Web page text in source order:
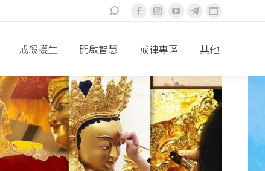
搜
Facebook
面
新
打
開
Instagram
面
新
視
窗
中
打
開
YouTube
面
新
視
窗
中
打
開
Telegram
面
新
視
窗
中
打
開
Website
面
新
視
窗
戒殺護生 開啟智慧 戒律專區 其他